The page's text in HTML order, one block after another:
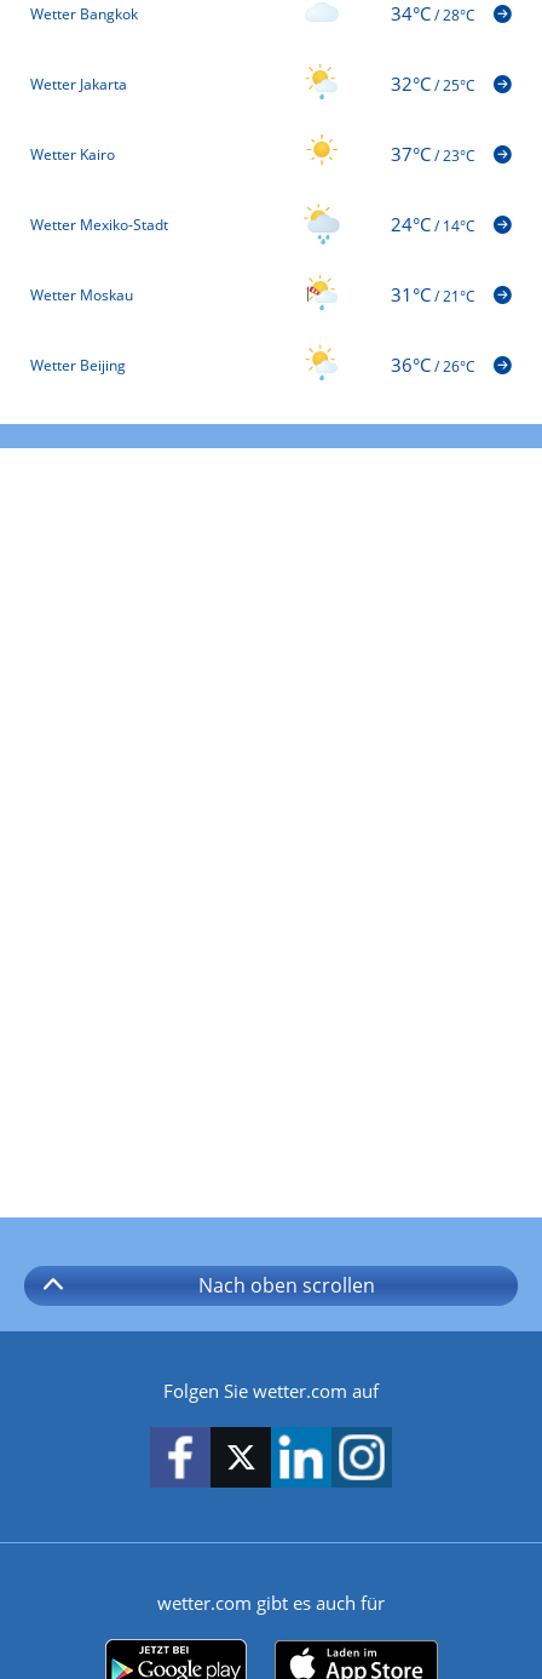
Wetter Bangkok 34°C/28°C
Wetter Jakarta 32°C/25°C
Wetter Kairo 37°C/23°C
Wetter Mexiko-Stadt 24°C/14°C
Wetter Moskau 31°C/21°C
Wetter Beijing 36°C/26°C
Nach oben scrollen
Folgen Sie wetter.com auf
wetter.com gibt es auch für